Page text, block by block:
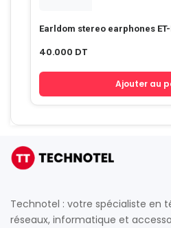
Earldom stereo earphones ET-
40.000 DT
Ajouter au
Technotel : votre spécialiste en
réseaux, informatique et